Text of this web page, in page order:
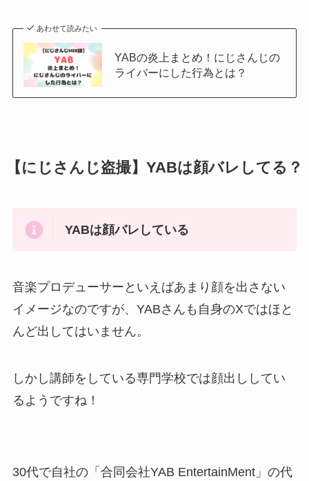
あわせて読みたい
YABの炎上まとめ！にじさんじの
ライバーにした行為とは？
【にじさんじ盗撮】YABは顔バレしてる？
YABは顔バレしている
音楽プロデューサーといえばあまり顔を出さない
イメージなのですが、YABさんも自身のXではほと
んど出してはいません。
しかし講師をしている専門学校では顔出ししてい
るようですね！
30代で自社の「合同会社YAB EntertainMent」の代